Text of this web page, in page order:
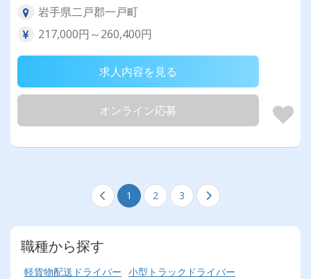
岩手県二戸郡一戸町
217,000円～260,400円
求人内容を見る
オンライン応募
1 2 3
職種から探す
軽貨物配送ドライバー 小型トラックドライバー